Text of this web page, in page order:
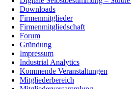
Downloads
Firmenmitglieder
Firmenmitgliedschaft
Forum
Gründung
Impressum
Industrial Analytics
Kommende Veranstaltungen
Mitgliederbereich